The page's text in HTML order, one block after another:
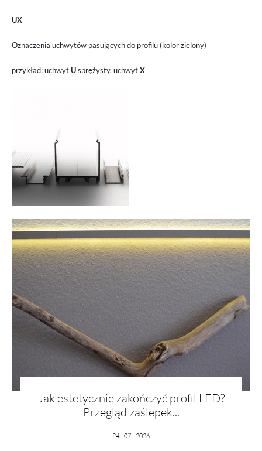
UX
Oznaczenia uchwytów pasujących do profilu (kolor zielony)
przykład: uchwytUsprężysty, uchwytX
Jak estetycznie zakończyć profil LED?
Przegląd zaślepek...
24 - 07 - 2026